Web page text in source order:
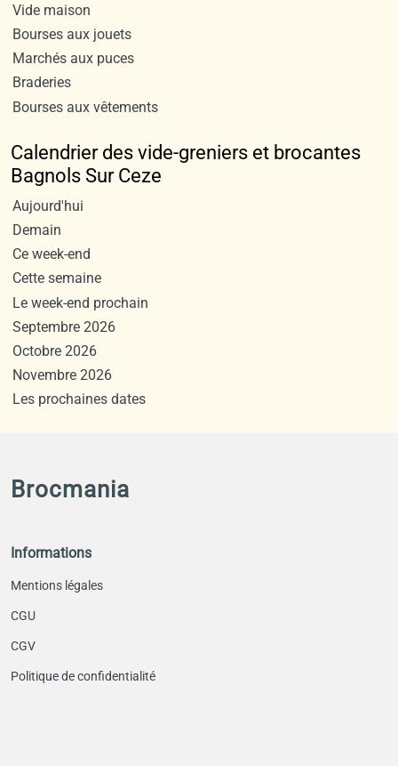
Vide maison
Bourses aux jouets
Marchés aux puces
Braderies
Bourses aux vêtements
Calendrier des vide-greniers et brocantes
Bagnols Sur Ceze
Aujourd'hui
Demain
Ce week-end
Cette semaine
Le week-end prochain
Septembre 2026
Octobre 2026
Novembre 2026
Les prochaines dates
Brocmania
Informations
Mentions légales
CGU
CGV
Politique de confidentialité